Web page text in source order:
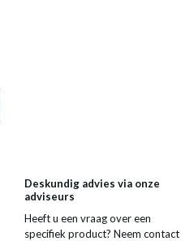
Deskundig advies via onze
adviseurs
Heeft u een vraag over een
specifiek product? Neem contact